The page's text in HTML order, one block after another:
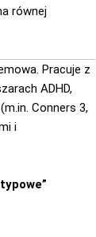
równej
Pracuje z
ADHD,
Conners 3,
i